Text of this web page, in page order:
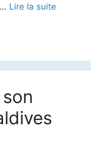
Lire la suite